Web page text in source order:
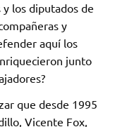
los diputados de
y
aquí los
junto
que desde 1995
Vicente Fox,